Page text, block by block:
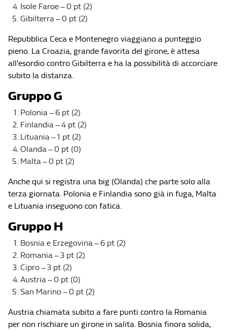
Isole Faroe – 0 pt (2)
Gibilterra – 0 pt (2)
Repubblica Ceca e Montenegro viaggiano a punteggio
pieno. La Croazia, grande favorita del girone, è attesa
all’esordio contro Gibilterra e ha la possibilità di accorciare
subito la distanza.
Gruppo G
Polonia – 6 pt (2)
Finlandia – 4 pt (2)
Lituania – 1 pt (2)
Olanda – 0 pt (0)
Malta – 0 pt (2)
Anche qui si registra una big (Olanda) che parte solo alla
terza giornata. Polonia e Finlandia sono già in fuga, Malta
e Lituania inseguono con fatica.
Gruppo H
Bosnia e Erzegovina – 6 pt (2)
Romania – 3 pt (2)
Cipro – 3 pt (2)
Austria – 0 pt (0)
San Marino – 0 pt (2)
Austria chiamata subito a fare punti contro la Romania
per non rischiare un girone in salita. Bosnia finora solida,